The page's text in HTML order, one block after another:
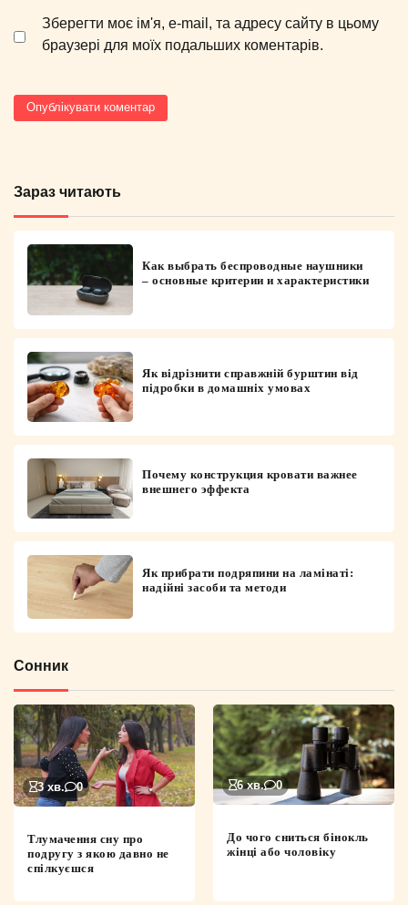
Зберегти моє ім'я, e-mail, та адресу сайту в цьому
браузері для моїх подальших коментарів.
Зараз читають
Как выбрать беспроводные наушники
– основные критерии и характеристики
Як відрізнити справжній бурштин від
підробки в домашніх умовах
Почему конструкция кровати важнее
внешнего эффекта
Як прибрати подряпини на ламінаті:
надійні засоби та методи
Сонник
3 хв. 0
Тлумачення сну про
подругу з якою давно не
спілкуєшся
6 хв. 0
До чого сниться бінокль
жінці або чоловіку